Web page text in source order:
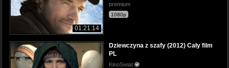
01:21:14
premium
1080p
Dziewczyna z szafy (2012) Cały film
PL
KinoSwiat